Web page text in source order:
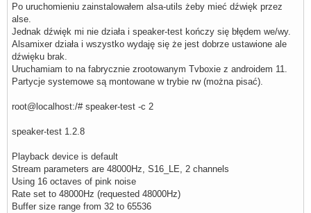
Po uruchomieniu zainstalowałem alsa-utils żeby mieć dźwięk przez
alse.
Jednak dźwięk mi nie działa i speaker-test kończy się błędem we/wy.
Alsamixer działa i wszystko wydaję się że jest dobrze ustawione ale
dźwięku brak.
Uruchamiam to na fabrycznie zrootowanym Tvboxie z androidem 11.
Partycje systemowe są montowane w trybie rw (można pisać).
root@localhost:/# speaker-test -c 2
speaker-test 1.2.8
Playback device is default
Stream parameters are 48000Hz, S16_LE, 2 channels
Using 16 octaves of pink noise
Rate set to 48000Hz (requested 48000Hz)
Buffer size range from 32 to 65536